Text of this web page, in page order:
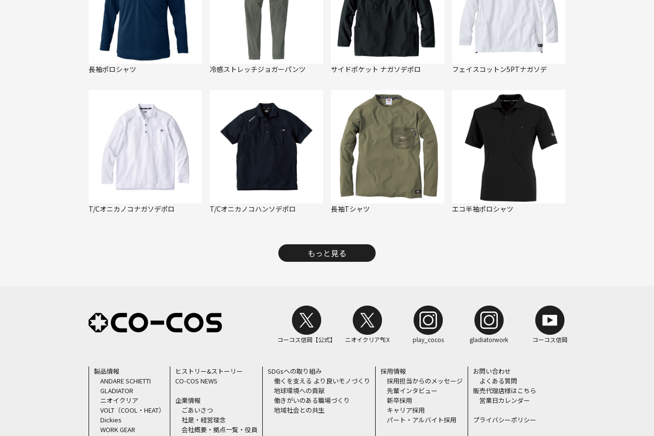
長袖ポロシャツ 冷感ストレッチジョガーパンツ サイドポケット ナガソデポロ フェイスコットン5PTナガソデ
T/Cオニカノコナガソデポロ T/Cオニカノコハンソデポロ 長袖Tシャツ エコ半袖ポロシャツ
もっと見る
コーコス信岡【公式】 ニオイクリア®EX play_cocos gladiatorwork コーコス信岡
製品情報
ANDARE SCHIETTI
GLADIATOR
ニオイクリア
VOLT（COOL・HEAT）
Dickies
WORK GEAR
ヒストリー&ストーリー
CO-COS NEWS
企業情報
ごあいさつ
社是・経営理念
会社概要・拠点一覧・役員
SDGsへの取り組み
働くを支える より良いモノづくり
地球環境への貢献
働きがいのある職場づくり
地域社会との共生
採用情報
採用担当からのメッセージ
先輩インタビュー
新卒採用
キャリア採用
パート・アルバイト採用
お問い合わせ
よくある質問
販売代理店様はこちら
営業日カレンダー
プライバシーポリシー